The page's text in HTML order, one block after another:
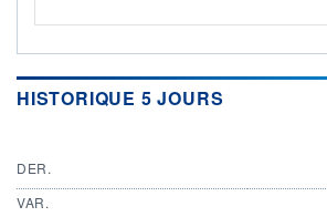
HISTORIQUE 5 JOURS
DER.
VAR.